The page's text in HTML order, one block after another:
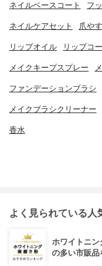
ネイルベースコート フ
ネイルケアセット 爪や
リップオイル リップコ
メイクキープスプレー
ファンデーションブラシ
メイクブラシクリーナー
香水
よく見られている人
ホワイトニン
の多い市販品